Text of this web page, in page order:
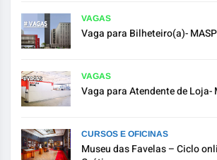
VAGAS
Vaga para Bilheteiro(a)- MASP
VAGAS
Vaga para Atendente de Loja-
CURSOS E OFICINAS
Museu das Favelas – Ciclo